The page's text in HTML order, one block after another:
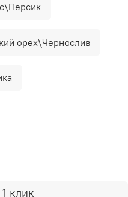
клик
орех\Чернослив